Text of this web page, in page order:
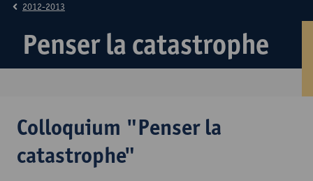
Penser la catastrophe
2012-2013
Colloquium "Penser la
catastrophe"